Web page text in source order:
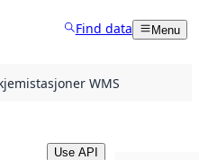
Find data Menu
WMS
Use API